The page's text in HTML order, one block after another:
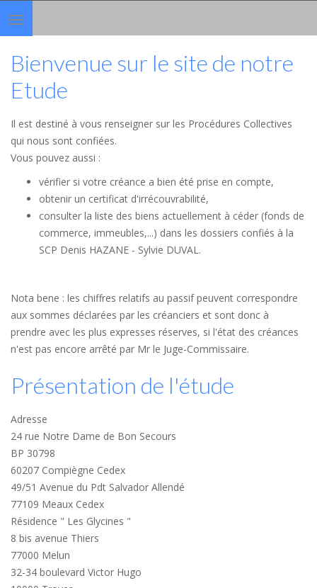
Toggle
navigation
Bienvenue sur le site de notre
Etude
Il est destiné à vous renseigner sur les Procédures Collectives
qui nous sont confiées.
Vous pouvez aussi :
vérifier si votre créance a bien été prise en compte,
obtenir un certificat d'irrécouvrabilité,
consulter la liste des biens actuellement à céder (fonds de
commerce, immeubles,...) dans les dossiers confiés à la
SCP Denis HAZANE - Sylvie DUVAL.
Nota bene : les chiffres relatifs au passif peuvent correspondre
aux sommes déclarées par les créanciers et sont donc à
prendre avec les plus expresses réserves, si l'état des créances
n'est pas encore arrêté par Mr le Juge-Commissaire.
Présentation de l'étude
Adresse
24 rue Notre Dame de Bon Secours
BP 30798
60207 Compiègne Cedex
49/51 Avenue du Pdt Salvador Allendé
77109 Meaux Cedex
Résidence " Les Glycines "
8 bis avenue Thiers
77000 Melun
32-34 boulevard Victor Hugo